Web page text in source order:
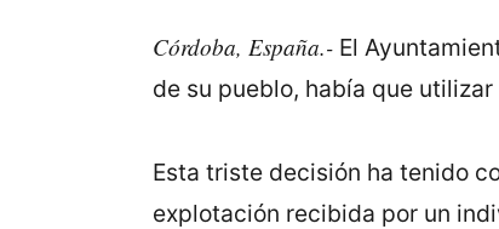
Córdoba, España.-El
de su pueblo, había que utilizar
Esta triste decisión ha tenido
explotación recibida por un